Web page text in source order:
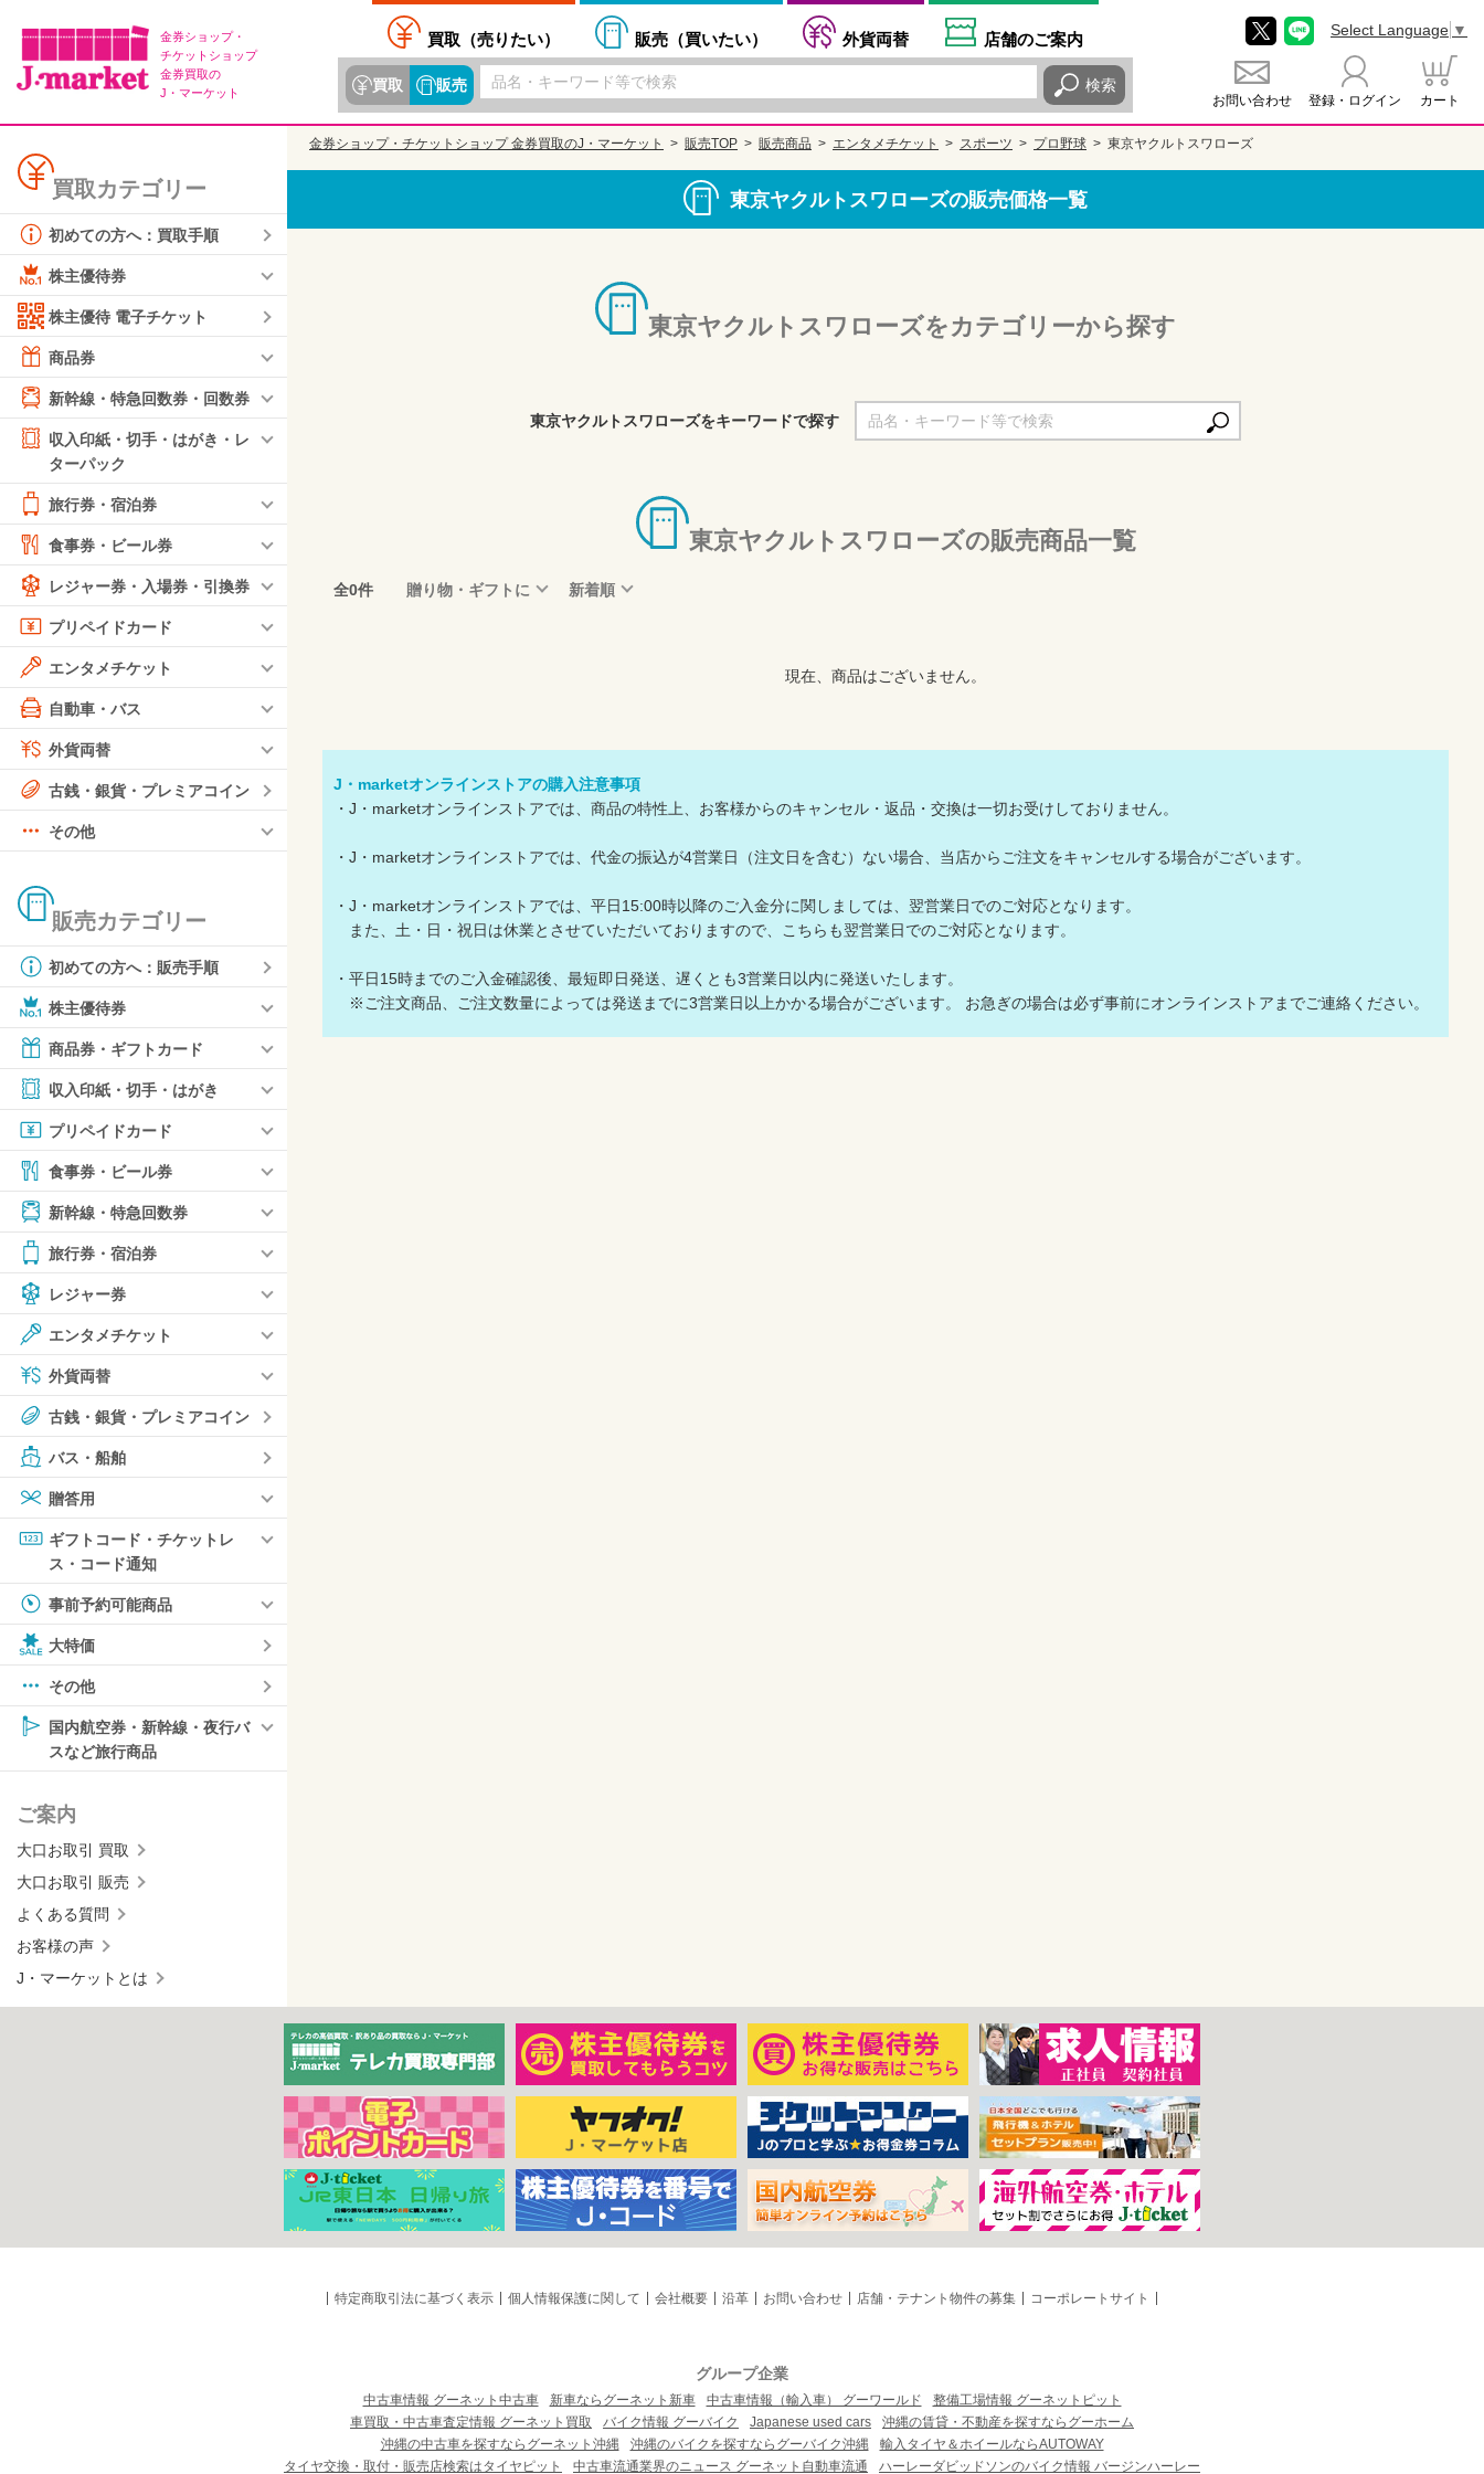
金券ショップ・
チケットショップ
金券買取の
J・マーケット
買取（売りたい） 販売（買いたい） 外貨両替 店舗のご案内
買取 販売 検索
お問い合わせ 登録・ログイン カート
Select Language ▼
買取カテゴリー
初めての方へ：買取手順
株主優待券
株主優待 電子チケット
商品券
新幹線・特急回数券・回数券
収入印紙・切手・はがき・レ
ターパック
旅行券・宿泊券
食事券・ビール券
レジャー券・入場券・引換券
プリペイドカード
エンタメチケット
自動車・バス
外貨両替
古銭・銀貨・プレミアコイン
その他
販売カテゴリー
初めての方へ：販売手順
株主優待券
商品券・ギフトカード
収入印紙・切手・はがき
プリペイドカード
食事券・ビール券
新幹線・特急回数券
旅行券・宿泊券
レジャー券
エンタメチケット
外貨両替
古銭・銀貨・プレミアコイン
バス・船舶
贈答用
ギフトコード・チケットレ
ス・コード通知
事前予約可能商品
大特価
その他
国内航空券・新幹線・夜行バ
スなど旅行商品
ご案内
大口お取引 買取
大口お取引 販売
よくある質問
お客様の声
J・マーケットとは
金券ショップ・チケットショップ 金券買取のJ・マーケット 販売TOP 販売商品 エンタメチケット スポーツ プロ野球 東京ヤクルトスワローズ
東京ヤクルトスワローズの販売価格一覧
東京ヤクルトスワローズをカテゴリーから探す
東京ヤクルトスワローズをキーワードで探す
東京ヤクルトスワローズの販売商品一覧
全0件 贈り物・ギフトに 新着順
現在、商品はございません。
J・marketオンラインストアの購入注意事項
・J・marketオンラインストアでは、商品の特性上、お客様からのキャンセル・返品・交換は一切お受けしておりません。
・J・marketオンラインストアでは、代金の振込が4営業日（注文日を含む）ない場合、当店からご注文をキャンセルする場合がございます。
・J・marketオンラインストアでは、平日15:00時以降のご入金分に関しましては、翌営業日でのご対応となります。
また、土・日・祝日は休業とさせていただいておりますので、こちらも翌営業日でのご対応となります。
・平日15時までのご入金確認後、最短即日発送、遅くとも3営業日以内に発送いたします。
※ご注文商品、ご注文数量によっては発送までに3営業日以上かかる場合がございます。 お急ぎの場合は必ず事前にオンラインストアまでご連絡ください。
特定商取引法に基づく表示 個人情報保護に関して 会社概要 沿革 お問い合わせ 店舗・テナント物件の募集 コーポレートサイト
グループ企業
中古車情報 グーネット中古車 新車ならグーネット新車 中古車情報（輸入車） グーワールド
整備工場情報 グーネットピット
車買取・中古車査定情報 グーネット買取
バイク情報 グーバイク Japanese used cars
沖縄の賃貸・不動産を探すならグーホーム
沖縄の中古車を探すならグーネット沖縄
沖縄のバイクを探すならグーバイク沖縄
輸入タイヤ＆ホイールならAUTOWAY
タイヤ交換・取付・販売店検索はタイヤピット
中古車流通業界のニュース グーネット自動車流通 ハーレーダビッドソンのバイク情報 バージンハーレー